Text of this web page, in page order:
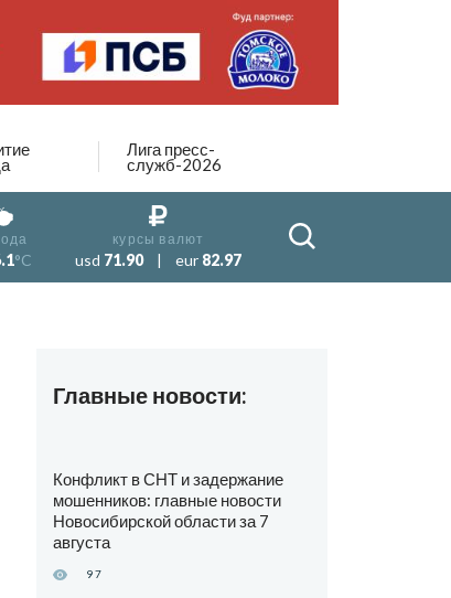
Лига пресс-
служб-2026
°C
курсы валют
usd 71.90 | eur 82.97
Главные новости:
Конфликт в СНТ и задержание
мошенников: главные новости
Новосибирской области за 7
августа
97